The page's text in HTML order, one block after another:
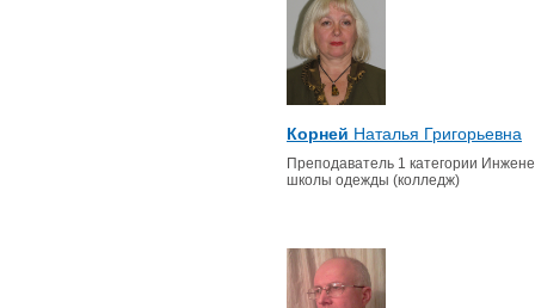
Корней Наталья Григорьевна
Преподаватель 1 категории
школы одежды (колледж)